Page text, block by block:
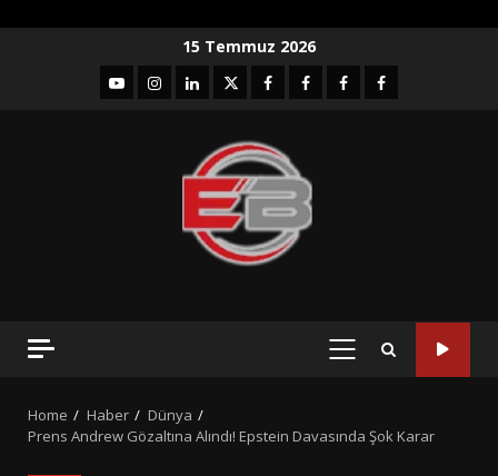
15 Temmuz 2026
YouTubeInstagram
LinkedIntwitterfacebook-Facebook-
Facebook-Facebook-
PRIMARY
Home Haber
Dünya
Prens Andrew Gözaltına Alındı! Epstein Davasında Şok Karar